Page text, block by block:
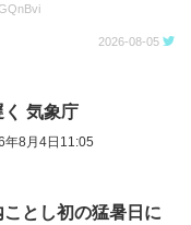
2026-08-05
気象庁
年8月4日11:05
とし初の猛暑日に